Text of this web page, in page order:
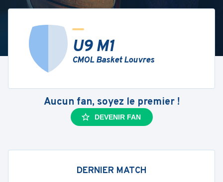
U9 M1
CMOL Basket Louvres
Aucun fan, soyez le premier !
DEVENIR FAN
DERNIER MATCH